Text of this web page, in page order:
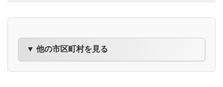
▼ 他の市区町村を見る